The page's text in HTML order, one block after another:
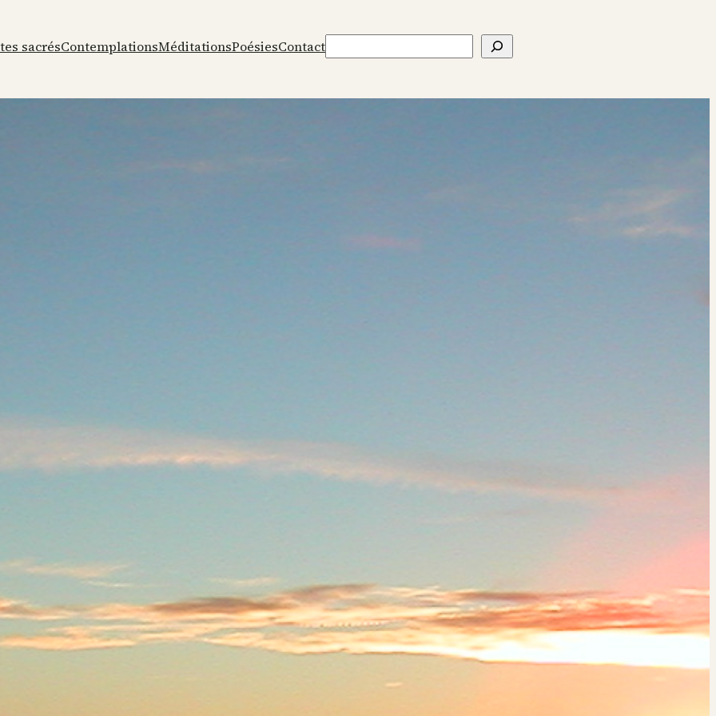
sacrésContemplationsMéditationsPoésiesContactRechercher